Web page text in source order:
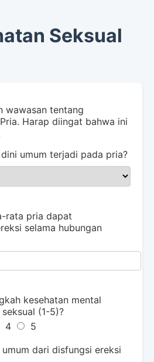
Seksual
wawasan tentang
Harap diingat bahwa ini
umum terjadi pada pria?
rata pria dapat
selama hubungan
kesehatan mental
(1-5)?
4
5
dari disfungsi ereksi